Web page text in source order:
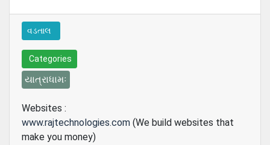
વડતાલ
Categories
યાત્રાધામઃ
Websites :
www.rajtechnologies.com (We build websites that
make you money)